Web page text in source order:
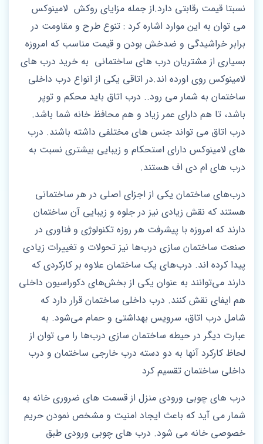
نسبتا قیمت رقابتی دارد.از جمله مزایای روکش لامینوکس
می توان به این موارد اشاره کرد : تنوع طرح و مقاومت در
برابر خراشیدگی و ضدخش بودن و قیمت مناسب که امروزه
بسیاری از مشتریان درب های ساختمانی به خرید درب های
لامینوکس روی اورده اند.در اتاقی یکی از انواع درب داخلی
ساختمان به شمار می رود.. درب اتاق باید محکم و توپر
باشد، تا هم دارای عمر زیاد و هم محافظ خانه شما باشد.
درب اتاق می تواند جنس های مختلفی داشته باشند. درب
های لامینوکس دارای استحکام و زیبایی بیشتری نسبت به
درب های ام دی اف هستند.
درب‌های ساختمان یکی از اجزای اصلی در هر ساختمانی
هستند که نقش زیادی نیز در جلوه و زیبایی آن ساختمان
دارند که امروزه با پیشرفت هر روزه تکنولوژی و فناوری در
صنعت ساختمان سازی درب‌ها نیز تحولات و تغییرات زیادی
پیدا کرده اند. درب‌های یک ساختمان علاوه بر کارکردی که
دارند می‌توانند به عنوان یکی از بخش‌های دکوراسیون داخلی
هم ایفای نقش کنند. درب داخلی ساختمان قرار دارد که
شامل درب اتاق، سرویس بهداشتی و حمام می‌شود. به
عبارت دیگر در حیطه ساختمان سازی درب‌ها را می توان از
لحاظ کارکرد آنها به دو دسته درب خارجی ساختمان و درب
داخلی ساختمان تقسیم کرد
درب های چوبی ورودی منزل از قسمت های ضروری خانه به
شمار می آید که باعث ایجاد امنیت و مشخص نمودن حریم
خصوصی خانه می شود. درب های چوبی ورودی طبق